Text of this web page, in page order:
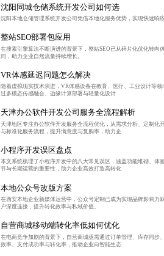
沈阳同城仓储系统开发公司如何选
沈阳本地仓储管理系统开发公司凭借本地化服务优势，实现快速
整站SEO部署包应用
在搜索引擎算法不断演进的背景下，整站SEO已从碎片化优化转
同，助力企业自然流量持续增长。
VR体感延迟问题怎么解决
随着虚拟现实技术演进，VR体感设备在教育、医疗、工业设计等
过多模态传感融合、边缘计算部署与轻量化设计
天津办公软件开发公司服务全流程解析
天津地区专注办公软件开发服务全流程优化，从需求分析、定制
与标准化服务流程，提升满意度与复购率，助力企
小程序开发误区盘点
本文系统梳理了小程序开发中的八大常见误区，涵盖功能堆砌、
节与长期运营的重要性，助力企业高效打造高转化
本地公众号改版方案
在西安本地企业新媒体运营中，公众号定制已成为实现品牌影响
户深度连接，提升转化效率与私域价值。
自营商城移动端转化率低如何优化
在电商竞争加剧的背景下，自营商城亟需通过订单管理、库存同
效率、支付成功率与转化率，推动企业向智能生态